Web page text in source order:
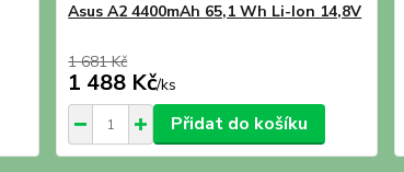
Asus A2 4400mAh 65,1 Wh Li-Ion 14,8V
1 681 Kč
1 488 Kč/ks
Přidat do košíku